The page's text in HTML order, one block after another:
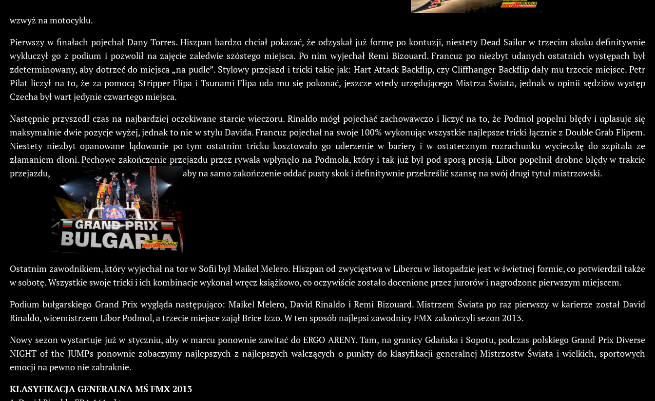
wzwyż na motocyklu.
Pierwszy w finałach pojechał Dany Torres. Hiszpan bardzo chciał pokazać, że odzyskał już formę po kontuzji, niestety Dead Sailor w trzecim skoku definitywnie
wykluczył go z podium i pozwolił na zajęcie zaledwie szóstego miejsca. Po nim wyjechał Remi Bizouard. Francuz po niezbyt udanych ostatnich występach był
zdeterminowany, aby dotrzeć do miejsca „na pudle”. Stylowy przejazd i tricki takie jak: Hart Attack Backflip, czy Cliffhanger Backflip dały mu trzecie miejsce. Petr
Pilat liczył na to, że za pomocą Stripper Flipa i Tsunami Flipa uda mu się pokonać, jeszcze wtedy urzędującego Mistrza Świata, jednak w opinii sędziów występ
Czecha był wart jedynie czwartego miejsca.
Następnie przyszedł czas na najbardziej oczekiwane starcie wieczoru. Rinaldo mógł pojechać zachowawczo i liczyć na to, że Podmol popełni błędy i uplasuje się
maksymalnie dwie pozycje wyżej, jednak to nie w stylu Davida. Francuz pojechał na swoje 100% wykonując wszystkie najlepsze tricki łącznie z Double Grab Flipem.
Niestety niezbyt opanowane lądowanie po tym ostatnim tricku kosztowało go uderzenie w bariery i w ostatecznym rozrachunku wycieczkę do szpitala ze
złamaniem dłoni. Pechowe zakończenie przejazdu przez rywala wpłynęło na Podmola, który i tak już był pod sporą presją. Libor popełnił drobne błędy w trakcie
przejazdu,
aby na samo zakończenie oddać pusty skok i definitywnie przekreślić szansę na swój drugi tytuł mistrzowski.
Ostatnim zawodnikiem, który wyjechał na tor w Sofii był Maikel Melero. Hiszpan od zwycięstwa w Libercu w listopadzie jest w świetnej formie, co potwierdził także
w sobotę. Wszystkie swoje tricki i ich kombinacje wykonał wręcz książkowo, co oczywiście zostało docenione przez jurorów i nagrodzone pierwszym miejscem.
Podium bułgarskiego Grand Prix wygląda następująco: Maikel Melero, David Rinaldo i Remi Bizouard. Mistrzem Świata po raz pierwszy w karierze został David
Rinaldo, wicemistrzem Libor Podmol, a trzecie miejsce zajął Brice Izzo. W ten sposób najlepsi zawodnicy FMX zakończyli sezon 2013.
Nowy sezon wystartuje już w styczniu, aby w marcu ponownie zawitać do ERGO ARENY. Tam, na granicy Gdańska i Sopotu, podczas polskiego Grand Prix Diverse
NIGHT of the JUMPs ponownie zobaczymy najlepszych z najlepszych walczących o punkty do klasyfikacji generalnej Mistrzostw Świata i wielkich, sportowych
emocji na pewno nie zabraknie.
KLASYFIKACJA GENERALNA MŚ FMX 2013